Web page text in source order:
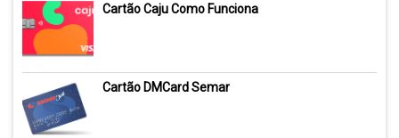
Cartão Caju Como Funciona
Cartão DMCard Semar